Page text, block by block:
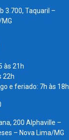
3.700, Taquaril –
às 21h
22h
e feriado: 7h às 18h
200 Alphaville –
– Nova Lima/MG